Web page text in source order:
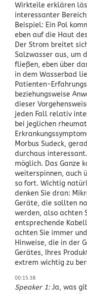
Wirkteile erklären
interessanter
Beispiel: Ein Pol
eben auf die Haut
Der Strom breitet
Salzwasser aus, um
fließen, eben über
in dem Wasserbad
Patienten-
beziehungsweise
dieser
jeden Fall relativ
bei jeglichen
Morbus Sudeck,
durchaus
möglich. Das Ganze
weiterspinnen, auch
so fort. Wichtig
denken Sie dran:
Geräte, die sollten
werden, also achten
entsprechende
achten Sie immer
Hinweise, die in der
Gerätes, Ihres
extrem wichtig zu
00:15:38
Speaker 1:Ja, was